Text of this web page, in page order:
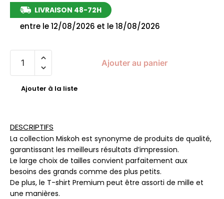
LIVRAISON 48-72H
entre le 12/08/2026 et le 18/08/2026
Ajouter au panier
Ajouter à la liste
DESCRIPTIFS
La collection Miskoh est synonyme de produits de qualité,
garantissant les meilleurs résultats d’impression.
Le large choix de tailles convient parfaitement aux
besoins des grands comme des plus petits.
De plus, le T-shirt Premium peut être assorti de mille et
une manières.